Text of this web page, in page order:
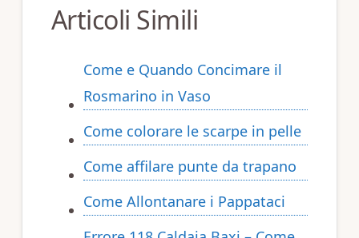
Articoli Simili
Come e Quando Concimare il
Rosmarino in Vaso
Come colorare le scarpe in pelle
Come affilare punte da trapano
Come Allontanare i Pappataci